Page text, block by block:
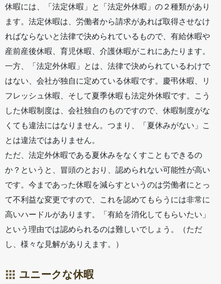
休暇には、「法定休暇」と「法定外休暇」の２種類があり
ます。法定休暇は、労働者から請求があれば取得させなけ
ればならないと法律で決められているもので、有給休暇や
産前産後休暇、育児休暇、介護休暇がこれにあたります。
一方、「法定外休暇」とは、法律で決められているわけで
はない、会社が独自に定めている休暇です。慶弔休暇、リ
フレッシュ休暇、そして夏季休暇も法定外休暇です。こう
した休暇制度は、会社独自のものですので、休暇制度がな
くても違法にはなりません。つまり、「夏休みがない」こ
とは違法ではありません。
ただ、法定外休暇である夏休みをなくすこともできるの
か？というと、冒頭のとおり、認められない可能性が高い
です。今まであった休暇を減らすというのは労働者にとっ
て不利益な変更ですので、これを認めてもらうには非常に
高いハードルがあります。「有給を消化してもらいたい」
という理由では認められるのは難しいでしょう。（ただ
し、様々な見解がありえます。）
ユニークな休暇